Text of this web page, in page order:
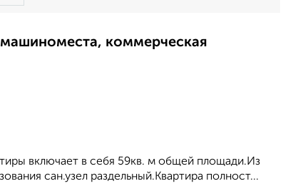
коммерческая
включает в себя 59кв. м общей площади.Из
сан.узел раздельный.Квартира полност...